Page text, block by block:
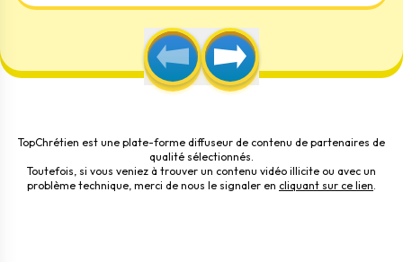
TopChrétien est une plate-forme diffuseur de contenu de partenaires de
qualité sélectionnés.
Toutefois, si vous veniez à trouver un contenu vidéo illicite ou avec un
problème technique, merci de nous le signaler en cliquant sur ce lien.